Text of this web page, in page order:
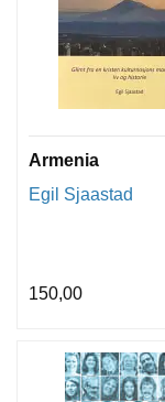
Armenia
Egil Sjaastad
150,00